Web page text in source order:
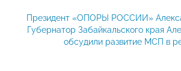
Президент «ОПОРЫ РОССИИ»
Губернатор Забайкальского края
обсудили развитие МСП в